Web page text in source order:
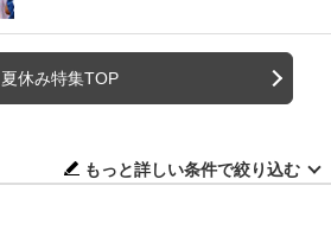
夏休み特集TOP
もっと詳しい条件で絞り込む